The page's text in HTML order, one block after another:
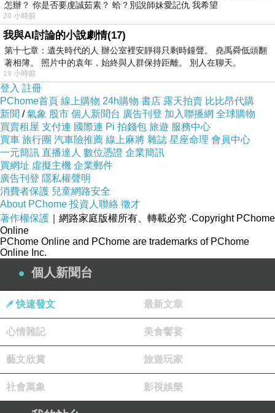
阿文哪天寫信，要是無人可寄的話，想必就得
玩這種「無聊透頂」的遊戲了。
（哈哈！想想這種無聊的遊戲，也該是蠻好玩的才
對！）
說到「無聊」呢！倒是想起一件‥「無聊的趣
事」，順便說說好了——
（難得想起了嘛！不說可惜——忘了更可惜！）
阿文有回，到淡水去看海。（那是很久很久以
前的事了，是騎腳踏車去的。）
阿文坐在石上，吹著海風、看著海鳥……不
覺‥就過了大半天。
後來呢！無聊嘛！就拾起小石子，丟一支插在
水中的木樁——
結果‥一次不中、兩次不中、三次還是不
中……
發誓‥「不丟到就就不回家！」
結果呢！不知道丟了多少顆石子，反正‥過了
半個多鐘頭，還是沒丟到那支木樁，可真是叫人
不遠的地方，有三個女孩，大概是「看不下
去」了，竟然「派」了個長頭髮的女孩
在阿文身旁，站許久，終於忍不住地叫道‥
「嘿！你很無聊耶！在這裡丟了四十幾分鐘，你還
怎辦？ 你是否要虔誠茹素？ 蛤？別說師妹愛記仇 我希望
20 小時前
我與AI討論的小說劇情(17)
第十七章：遺失時代的人 辦公室裡安靜得只剩時鐘聲。 堯禹舜低頭翻
著相簿。 照片中的袁年，始終與人群保持距離。 別人在聊天。
19 小時前
登入 註冊
PChome首頁 線上購物 24h購物 書店 露天拍賣 比比昂代購
新聞 /氣象 股市 個人新聞台 廣告刊登 加入聯播網 全球購物
買賣租屋 支付連 國際連 Pi 拍錢包 旅遊 服務中心
買車 旅行團 汽車險推薦 線上麻將 雜誌 星座命理 會員中心
一元簡訊 直播達人 數位憑證 企業簡訊
買網址 虛擬主機 企業郵件
廣告刊登 隱私權聲明
消費者保護 兒童網路安全
About PChome 投資人聯絡 徵才
著作權保護 ｜網路家庭版權所有、轉載必究 ‧Copyright PChome
Online
PChome Online and PChome are trademarks of PChome
Online Inc.
個人新聞台
快速發文 最新文章
心情雜記 美食饗宴
藝文欣賞 旅遊玩家
社會萬象 影視娛樂